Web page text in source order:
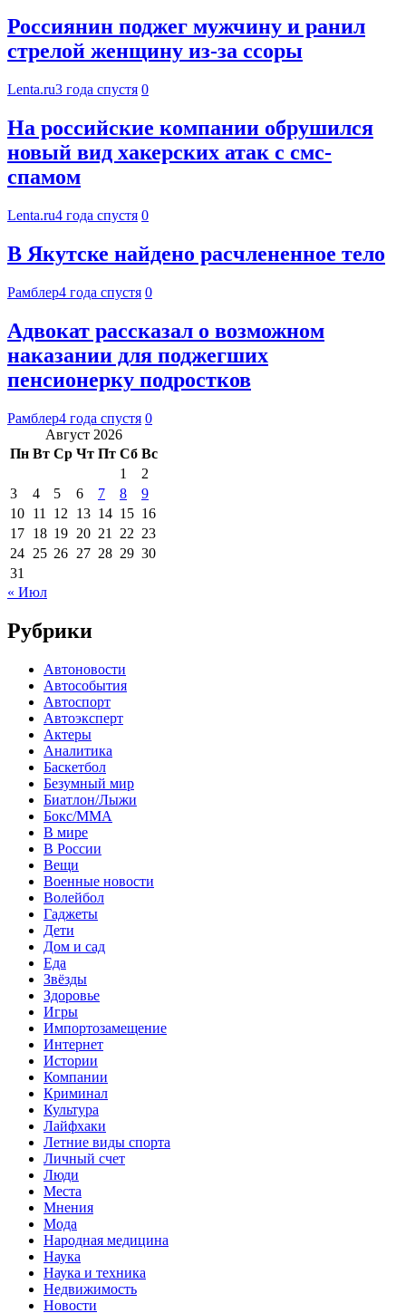
Россиянин поджег мужчину и ранил
стрелой женщину из-за ссоры
Lenta.ru3 года спустя 0
На российские компании обрушился
новый вид хакерских атак с смс-
спамом
Lenta.ru4 года спустя 0
В Якутске найдено расчлененное тело
Рамблер4 года спустя 0
Адвокат рассказал о возможном
наказании для поджегших
пенсионерку подростков
Рамблер4 года спустя 0
Август 2026
Пн Вт Ср Чт Пт Сб Вс
1
2
3
4 5 6 7 8
9
10 11 12 13 14 15 16
17 18 19 20 21 22 23
24 25 26 27 28 29 30
31
« Июл
Рубрики
Автоновости
Автособытия
Автоспорт
Автоэксперт
Актеры
Аналитика
Баскетбол
Безумный мир
Биатлон/Лыжи
Бокс/MMA
В мире
В России
Вещи
Военные новости
Волейбол
Гаджеты
Дети
Дом и сад
Еда
Звёзды
Здоровье
Игры
Импортозамещение
Интернет
Истории
Компании
Криминал
Культура
Лайфхаки
Летние виды спорта
Личный счет
Люди
Места
Мнения
Мода
Народная медицина
Наука
Наука и техника
Недвижимость
Новости